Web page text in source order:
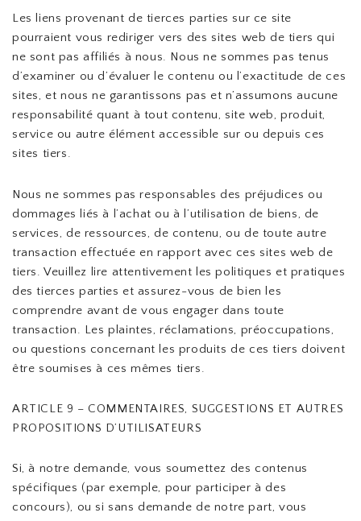
Les liens provenant de tierces parties sur ce site
pourraient vous rediriger vers des sites web de tiers qui
ne sont pas affiliés à nous. Nous ne sommes pas tenus
d’examiner ou d’évaluer le contenu ou l’exactitude de ces
sites, et nous ne garantissons pas et n’assumons aucune
responsabilité quant à tout contenu, site web, produit,
service ou autre élément accessible sur ou depuis ces
sites tiers.
Nous ne sommes pas responsables des préjudices ou
dommages liés à l’achat ou à l’utilisation de biens, de
services, de ressources, de contenu, ou de toute autre
transaction effectuée en rapport avec ces sites web de
tiers. Veuillez lire attentivement les politiques et pratiques
des tierces parties et assurez-vous de bien les
comprendre avant de vous engager dans toute
transaction. Les plaintes, réclamations, préoccupations,
ou questions concernant les produits de ces tiers doivent
être soumises à ces mêmes tiers.
ARTICLE 9 – COMMENTAIRES, SUGGESTIONS ET AUTRES
PROPOSITIONS D’UTILISATEURS
Si, à notre demande, vous soumettez des contenus
spécifiques (par exemple, pour participer à des
concours), ou si sans demande de notre part, vous